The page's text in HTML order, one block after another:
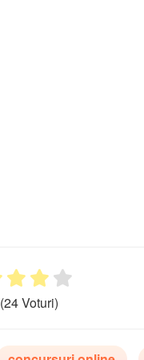
(24 Voturi)